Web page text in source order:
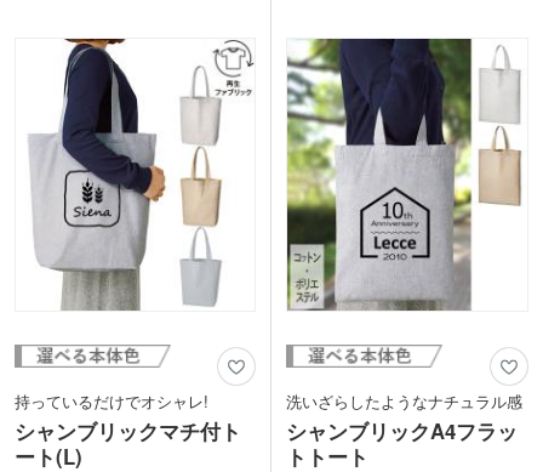
配布用としても取り入れやすく、エコ意
識の高い企業ノベルティにも適していま
す。実用性と見た目を兼ね備えた、長く
使いたくなるバッグです。
ポケット部分にオリジナル印刷が可能。
ジムやスポーツ施設の契約特典やオリジ
ナルグッズ制作にいかがでしょうか。
持っているだけでオシャレ!
シャンブリックマチ付ト
ート(L)
洗いざらしたようなナチュラル感
シャンブリックA4フラッ
トトート